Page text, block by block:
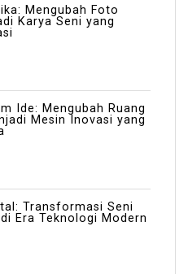
Mengubah Foto
Karya Seni yang
Ide: Mengubah Ruang
Mesin Inovasi yang
Transformasi Seni
Era Teknologi Modern